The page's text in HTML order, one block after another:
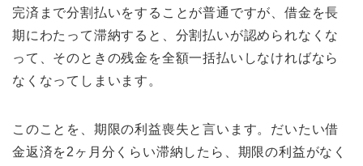
完済まで分割払いをすることが普通ですが、借金を長
期にわたって滞納すると、分割払いが認められなくな
って、そのときの残金を全額一括払いしなければなら
なくなってしまいます。
このことを、期限の利益喪失と言います。だいたい借
金返済を2ヶ月分くらい滞納したら、期限の利益がなく